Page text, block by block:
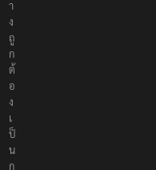
อ
ย่
า
ง
ถู
ก
ต้
อ
ง
เ